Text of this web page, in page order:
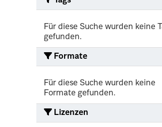
Für diese Suche wurden keine
gefunden.
Formate
Für diese Suche wurden keine
Formate gefunden.
Lizenzen